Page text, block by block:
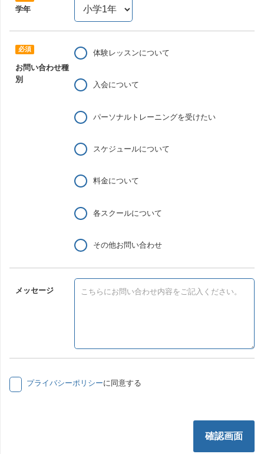
学年
お問い合わせ種
別
体験レッスンについて
入会について
パーソナルトレーニングを受けたい
スケジュールについて
料金について
各スクールについて
その他お問い合わせ
メッセージ
プライバシーポリシーに同意する
確認画面